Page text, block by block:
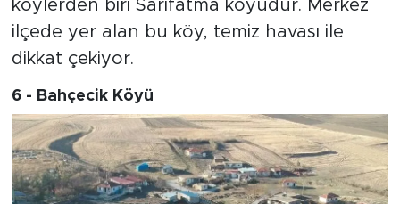
köylerden biri Sarıfatma köyüdür. Merkez
ilçede yer alan bu köy, temiz havası ile
dikkat çekiyor.
6 - Bahçecik Köyü